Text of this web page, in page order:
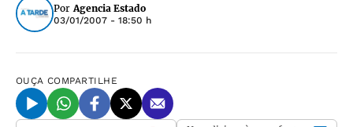
Por Agencia Estado
03/01/2007 - 18:50 h
OUÇA COMPARTILHE